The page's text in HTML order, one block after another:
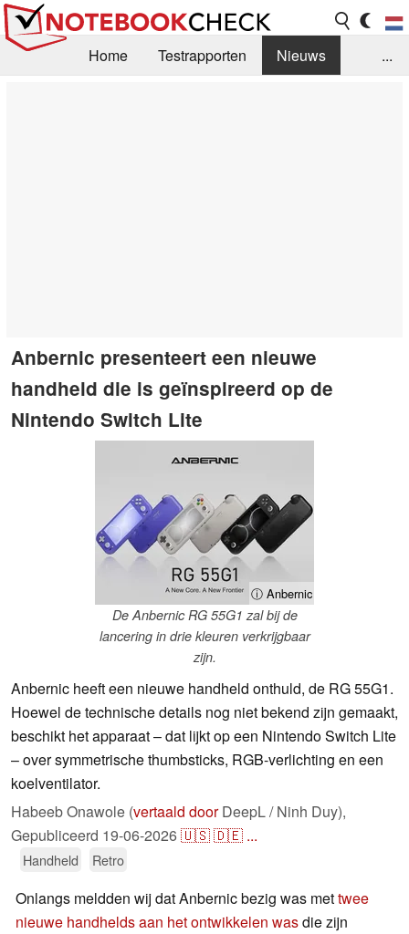
Home Testrapporten
Nieuws
...
Anbernic presenteert een nieuwe
handheld die is geïnspireerd op de
Nintendo Switch Lite
ⓘ Anbernic
De Anbernic RG 55G1 zal bij de
lancering in drie kleuren verkrijgbaar
zijn.
Anbernic heeft een nieuwe handheld onthuld, de RG 55G1.
Hoewel de technische details nog niet bekend zijn gemaakt,
beschikt het apparaat – dat lijkt op een Nintendo Switch Lite
– over symmetrische thumbsticks, RGB-verlichting en een
koelventilator.
Habeeb Onawole (vertaald doorDeepL / Ninh Duy),
Gepubliceerd 19-06-2026🇺🇸🇩🇪 ...
Handheld Retro
Onlangs meldden wij dat Anbernic bezig was mettwee
nieuwe handhelds aan het ontwikkelen wasdie zijn